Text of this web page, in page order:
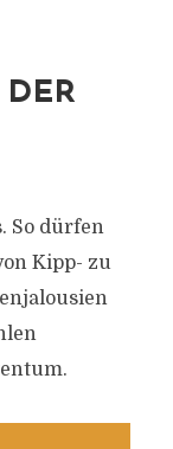
So dürfen
Kipp- zu